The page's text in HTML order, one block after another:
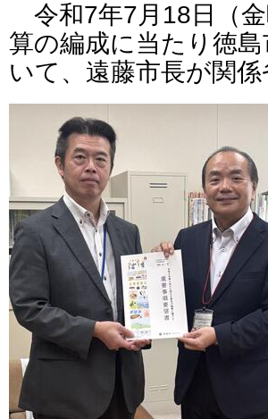
令和7年7月18日（
算の編成に当たり徳
いて、遠藤市長が関